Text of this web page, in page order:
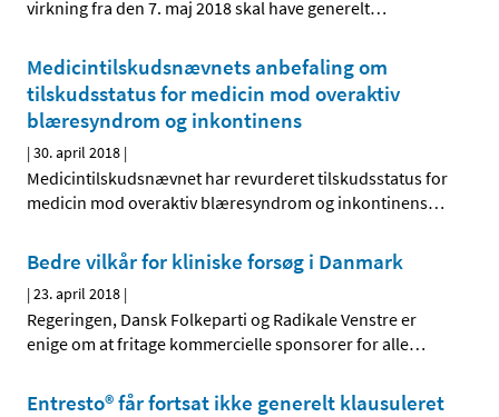
virkning fra den 7. maj 2018 skal have generelt…
Medicintilskudsnævnets anbefaling om
tilskudsstatus for medicin mod overaktiv
blæresyndrom og inkontinens
|30. april 2018 |
Medicintilskudsnævnet har revurderet tilskudsstatus for
medicin mod overaktiv blæresyndrom og inkontinens…
Bedre vilkår for kliniske forsøg i Danmark
|23. april 2018 |
Regeringen, Dansk Folkeparti og Radikale Venstre er
enige om at fritage kommercielle sponsorer for alle…
Entresto® får fortsat ikke generelt klausuleret